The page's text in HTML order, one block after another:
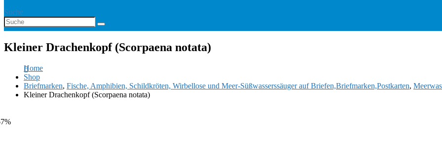
Suche
Kleiner Drachenkopf (Scorpaena notata)
Home
Shop
Briefmarken, Fische, Amphibien, Schildkröten, Wirbellose und Meer-Süßwasserssäuger auf Briefen,Briefmarken,Postkarten,
Kleiner Drachenkopf (Scorpaena notata)